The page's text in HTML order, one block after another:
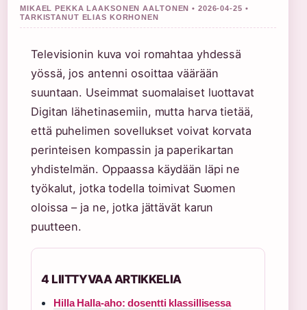
MIKAEL PEKKA LAAKSONEN AALTONEN • 2026-04-25 •
TARKISTANUT ELIAS KORHONEN
Televisionin kuva voi romahtaa yhdessä
yössä, jos antenni osoittaa väärään
suuntaan. Useimmat suomalaiset luottavat
Digitan lähetinasemiin, mutta harva tietää,
että puhelimen sovellukset voivat korvata
perinteisen kompassin ja paperikartan
yhdistelmän. Oppaassa käydään läpi ne
työkalut, jotka todella toimivat Suomen
oloissa – ja ne, jotka jättävät karun
puutteen.
4 LIITTYVAA ARTIKKELIA
Hilla Halla-aho: dosentti klassillisessa